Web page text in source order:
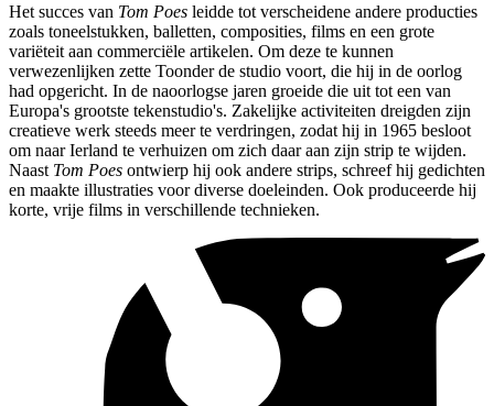
Het succes van Tom Poes leidde tot verscheidene andere producties
zoals toneelstukken, balletten, composities, films en een grote
variëteit aan commerciële artikelen. Om deze te kunnen
verwezenlijken zette Toonder de studio voort, die hij in de oorlog
had opgericht. In de naoorlogse jaren groeide die uit tot een van
Europa's grootste tekenstudio's. Zakelijke activiteiten dreigden zijn
creatieve werk steeds meer te verdringen, zodat hij in 1965 besloot
om naar Ierland te verhuizen om zich daar aan zijn strip te wijden.
Naast Tom Poes ontwierp hij ook andere strips, schreef hij gedichten
en maakte illustraties voor diverse doeleinden. Ook produceerde hij
korte, vrije films in verschillende technieken.